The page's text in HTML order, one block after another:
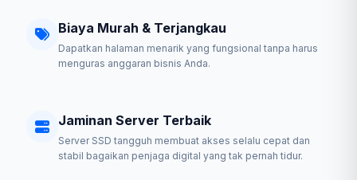
Biaya Murah & Terjangkau
Dapatkan halaman menarik yang fungsional tanpa harus
menguras anggaran bisnis Anda.
Jaminan Server Terbaik
Server SSD tangguh membuat akses selalu cepat dan
stabil bagaikan penjaga digital yang tak pernah tidur.